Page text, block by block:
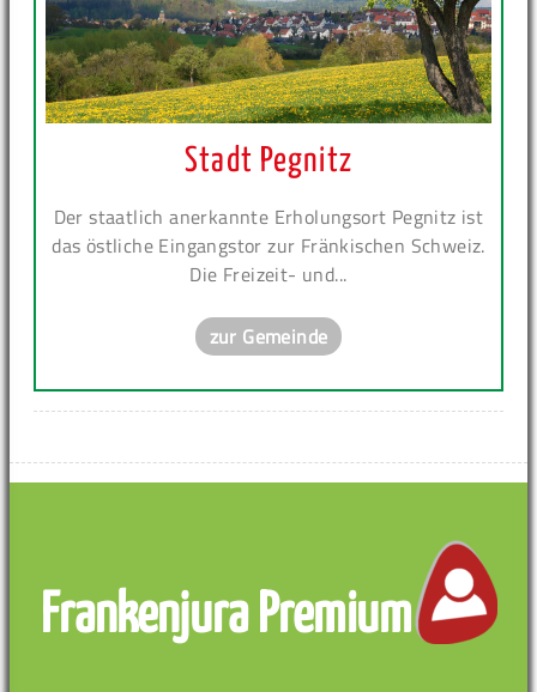
Stadt Pegnitz
Der staatlich anerkannte Erholungsort Pegnitz ist
das östliche Eingangstor zur Fränkischen Schweiz.
Die Freizeit- und...
zur Gemeinde
Frankenjura Premium